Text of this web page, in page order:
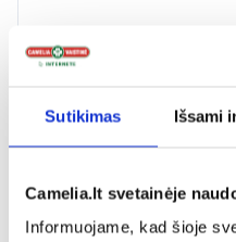
Sutikimas Išsami
Camelia.lt svetainėje
Informuojame, kad šioje